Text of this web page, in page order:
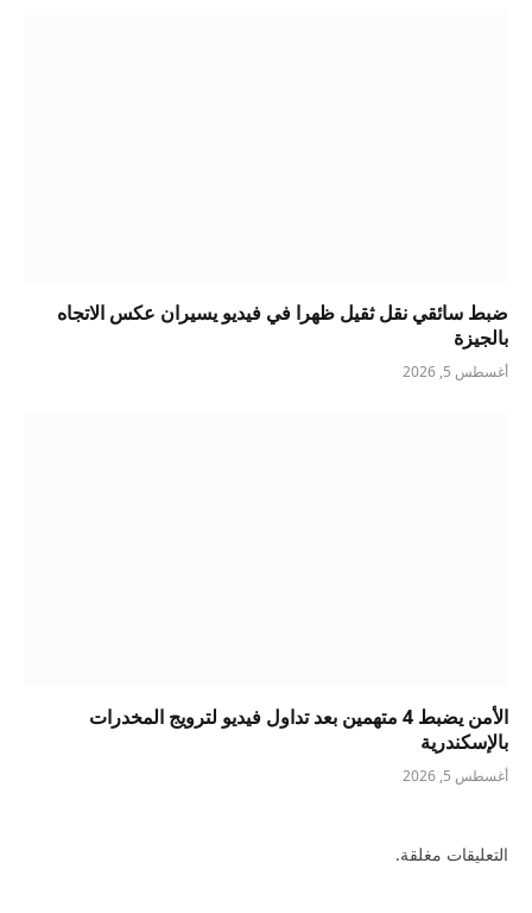
ضبط سائقي نقل ثقيل ظهرا في فيديو يسيران عكس الاتجاه
بالجيزة
أغسطس 5, 2026
الأمن يضبط 4 متهمين بعد تداول فيديو لترويج المخدرات
بالإسكندرية
أغسطس 5, 2026
التعليقات مغلقة.